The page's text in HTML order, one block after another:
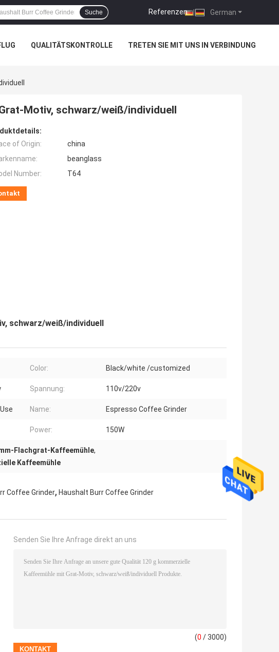
German
Referenzen |
Suche
QUALITÄTSKONTROLLE TRETEN SIE MIT UNS IN VERBINDUNG
Motiv, schwarz/weiß/individuell
of Origin:
china
beanglass
Number:
T64
schwarz/weiß/individuell
Color: Black/white /customized
Spannung: 110v/220v
Name: Espresso Coffee Grinder
Power: 150W
Flachgrat-Kaffeemühle,
Kaffeemühle
Coffee Grinder, Haushalt Burr Coffee Grinder
Senden Sie Ihre Anfrage direkt an uns
(0 / 3000)